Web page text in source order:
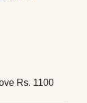
Rs. 1100